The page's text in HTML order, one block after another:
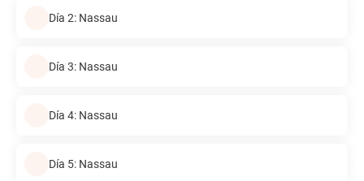
Día 2: Nassau
Día 3: Nassau
Día 4: Nassau
Día 5: Nassau